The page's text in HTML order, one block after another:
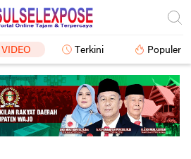
VIDEO Terkini Populer